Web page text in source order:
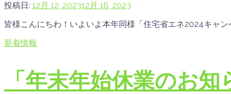
投稿日: 12月 12, 202312月 16, 2023
皆様こんにちわ！いよいよ本年同様「住宅省エネ2024キャ
新着情報
「年末年始休業のお知